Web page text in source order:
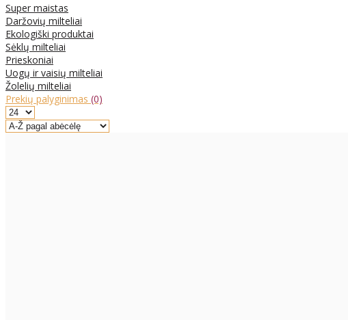
Super maistas
Daržovių milteliai
Ekologiški produktai
Sėklų milteliai
Prieskoniai
Uogų ir vaisių milteliai
Žolelių milteliai
Prekių palyginimas (0)